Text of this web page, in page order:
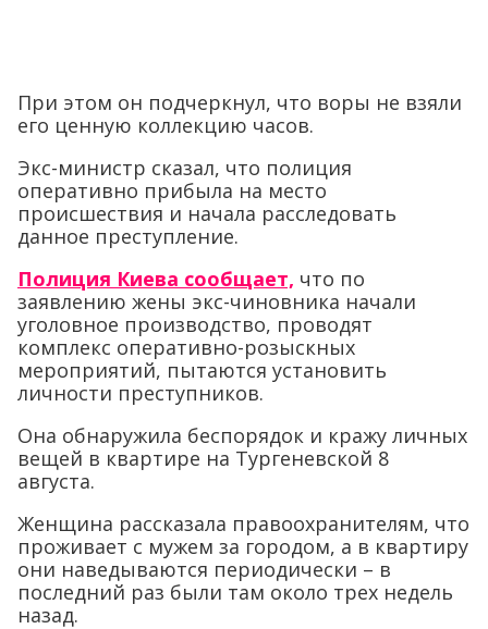
При этом он подчеркнул, что воры не взяли
его ценную коллекцию часов.
Экс-министр сказал, что полиция
оперативно прибыла на место
происшествия и начала расследовать
данное преступление.
Полиция Киева сообщает, что по
заявлению жены экс-чиновника начали
уголовное производство, проводят
комплекс оперативно-розыскных
мероприятий, пытаются установить
личности преступников.
Она обнаружила беспорядок и кражу личных
вещей в квартире на Тургеневской 8
августа.
Женщина рассказала правоохранителям, что
проживает с мужем за городом, а в квартиру
они наведываются периодически – в
последний раз были там около трех недель
назад.